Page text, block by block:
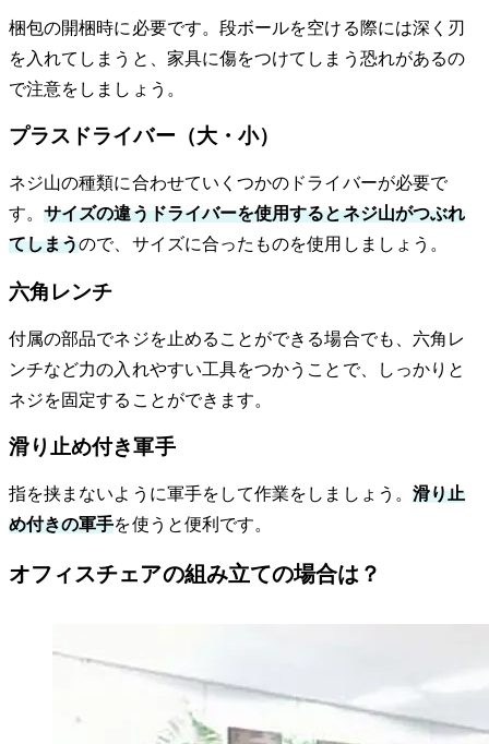
梱包の開梱時に必要です。段ボールを空ける際には深く刃
を入れてしまうと、家具に傷をつけてしまう恐れがあるの
で注意をしましょう。
プラスドライバー（大・小）
ネジ山の種類に合わせていくつかのドライバーが必要で
す。サイズの違うドライバーを使用するとネジ山がつぶれ
てしまうので、サイズに合ったものを使用しましょう。
六角レンチ
付属の部品でネジを止めることができる場合でも、六角レ
ンチなど力の入れやすい工具をつかうことで、しっかりと
ネジを固定することができます。
滑り止め付き軍手
指を挟まないように軍手をして作業をしましょう。 滑り止
め付きの軍手を使うと便利です。
オフィスチェアの組み立ての場合は？